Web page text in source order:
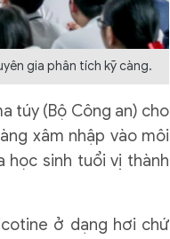
gia phân tích kỹ càng.
túy (Bộ Công an) cho
xâm nhập vào môi
học sinh tuổi vị thành
ở dạng hơi chứ